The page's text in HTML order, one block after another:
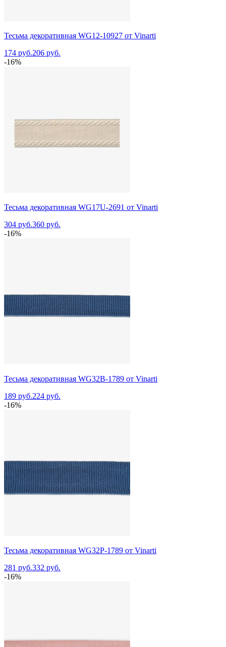
Тесьма декоративная WG12-10927 от Vinarti
174 руб.206 руб.
-16%
Тесьма декоративная WG17U-2691 от Vinarti
304 руб.360 руб.
-16%
Тесьма декоративная WG32B-1789 от Vinarti
189 руб.224 руб.
-16%
Тесьма декоративная WG32P-1789 от Vinarti
281 руб.332 руб.
-16%